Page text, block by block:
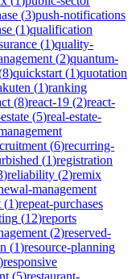
(3)push-notifications
(1)qualification
(1)quality-
(2)quantum-
8)quickstart (1)quotation
(1)ranking
(8)react-19 (2)react-
(5)real-estate-
(6)recurring-
(1)registration
)reliability (2)remix
management
(1)repeat-purchases
(12)reports
(2)reserved-
(1)resource-planning
)responsive
(5)restaurant-